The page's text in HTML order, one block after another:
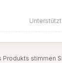
Produkts stimmen